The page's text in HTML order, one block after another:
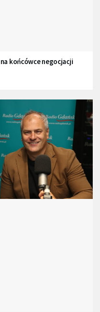
końcówce negocjacji